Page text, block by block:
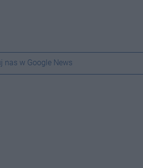
nas w Google News